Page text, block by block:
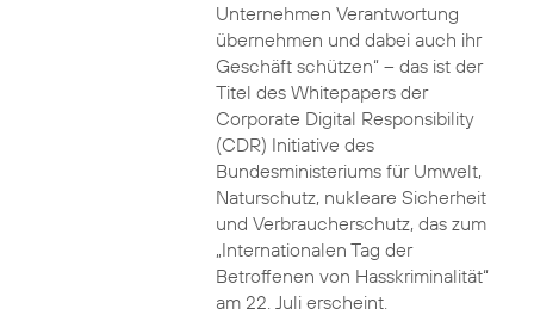
Unternehmen Verantwortung
übernehmen und dabei auch ihr
Geschäft schützen“ – das ist der
Titel des Whitepapers der
Corporate Digital Responsibility
(CDR) Initiative des
Bundesministeriums für Umwelt,
Naturschutz, nukleare Sicherheit
und Verbraucherschutz, das zum
„Internationalen Tag der
Betroffenen von Hasskriminalität“
am 22. Juli erscheint.